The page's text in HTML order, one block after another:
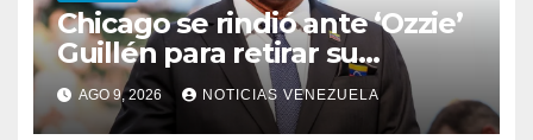
Chicago se rindió ante ‘Ozzie’
Guillén para retirar su
número
AGO 9, 2026 NOTICIAS VENEZUELA